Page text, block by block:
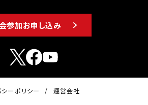
参加お申し込み
シーポリシー 運営会社